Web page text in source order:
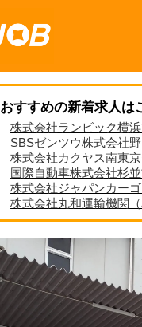
おすすめの新着求人は
株式会社ランビック横
SBSゼンツウ株式会社
株式会社カクヤス南東
国際自動車株式会社杉
株式会社ジャパンカー
株式会社丸和運輸機関